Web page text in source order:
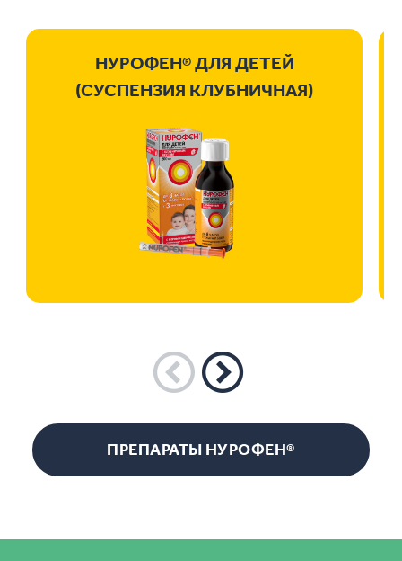
НУРОФЕН® ДЛЯ ДЕТЕЙ
(СУСПЕНЗИЯ КЛУБНИЧНАЯ)
ПРЕПАРАТЫ НУРОФЕН®